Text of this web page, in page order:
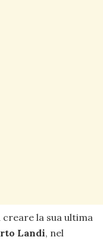
la sua ultima
Landi, nel